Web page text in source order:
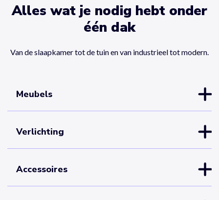
Alles wat je nodig hebt onder
één dak
Van de slaapkamer tot de tuin en van industrieel tot modern.
Meubels
Verlichting
Accessoires